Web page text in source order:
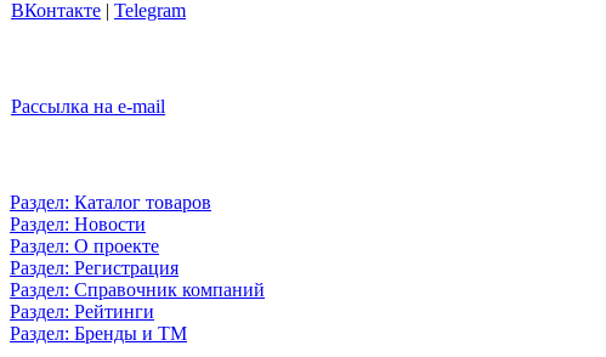
ВКонтакте | Telegram
Рассылка на e-mail
Раздел: Каталог товаров
Раздел: Новости
Раздел: О проекте
Раздел: Регистрация
Раздел: Справочник компаний
Раздел: Рейтинги
Раздел: Бренды и ТМ